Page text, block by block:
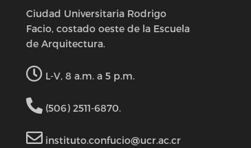
Ciudad Universitaria Rodrigo
Facio, costado oeste de la Escuela
de Arquitectura.
L-V, 8 a.m. a 5 p.m.
(506) 2511-6870.
instituto.confucio@ucr.ac.cr